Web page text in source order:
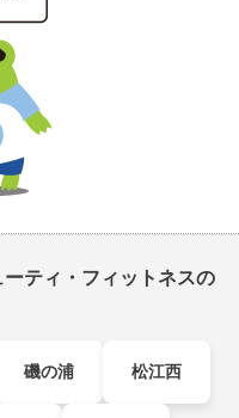
ティ・フィットネスの
磯の浦 松江西